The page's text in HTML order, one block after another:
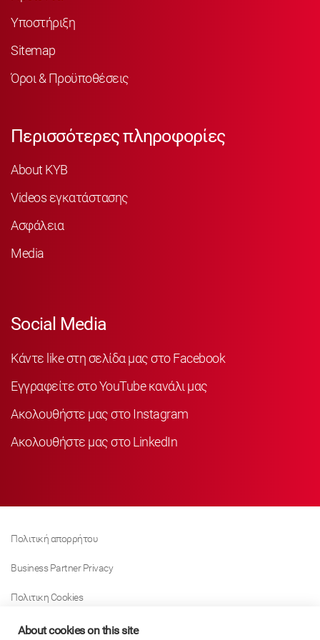
Υποστήριξη
Sitemap
Όροι & Προϋποθέσεις
Περισσότερες πληροφορίες
About KYB
Videos εγκατάστασης
Ασφάλεια
Media
Social Media
Κάντε like στη σελίδα μας στο Facebook
Εγγραφείτε στο YouTube κανάλι μας
Ακολουθήστε μας στο Instagram
Ακολουθήστε μας στο LinkedIn
Πολιτική απορρήτου
Business Partner Privacy
Πολιτικη Cookies
Modern Slavery Act Policy
About cookies on this site